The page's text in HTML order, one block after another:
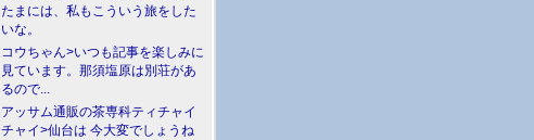
たまには、私もこういう旅をした
いな。
コウちゃん>いつも記事を楽しみに
見ています。那須塩原は別荘があ
るので...
アッサム通販の茶専科ティチャイ
チャイ>仙台は 今大変でしょうね